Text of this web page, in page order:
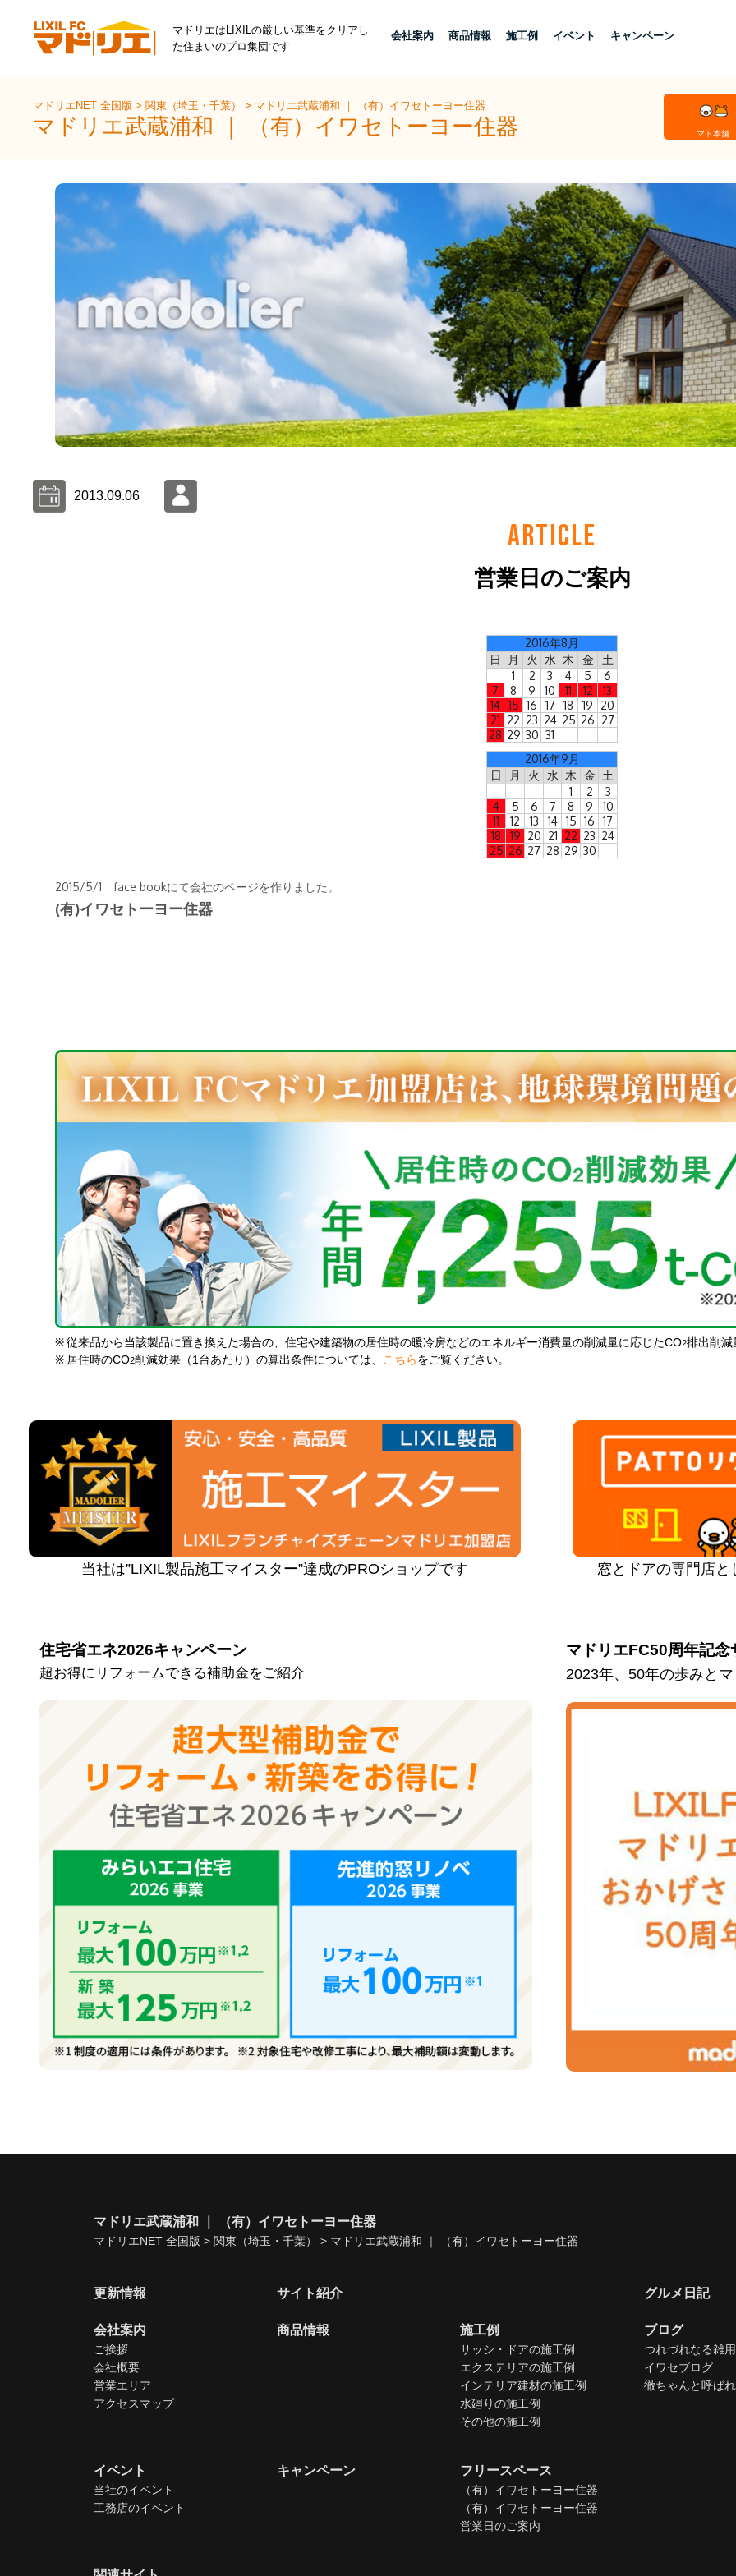
マドリエはLIXILの厳しい基準をクリアし
た住まいのプロ集団です
会社案内 商品情報 施工例 イベント キャンペーン
マドリエNET 全国版>関東（埼玉・千葉）> マドリエ武蔵浦和 ｜ （有）イワセトーヨー住器
マドリエ武蔵浦和 ｜ （有）イワセトーヨー住器 マド本舗
2013.09.06
ARTICLE
営業日のご案内
※ 従来品から当該製品に置き換えた場合の、住宅や建築物の居住時の暖冷房などのエネルギー消費量の削減量に応じたCO2排出削減
※ 居住時のCO2削減効果（1台あたり）の算出条件については、 こちら をご覧ください。
当社は”LIXIL製品施工マイスター”達成のPROショップです 窓とドアの専門店
住宅省エネ2026キャンペーン
超お得にリフォームできる補助金をご紹介
マドリエFC50周年記念
2023年、50年の歩みと
マドリエ武蔵浦和 ｜ （有）イワセトーヨー住器
マドリエNET 全国版 > 関東（埼玉・千葉） > マドリエ武蔵浦和 ｜ （有）イワセトーヨー住器
更新情報 サイト紹介 グルメ日記
会社案内
ご挨拶
会社概要
営業エリア
アクセスマップ
商品情報 施工例
サッシ・ドアの施工例
エクステリアの施工例
インテリア建材の施工例
水廻りの施工例
その他の施工例
ブログ
つれづれなる雑
イワセブログ
徹ちゃんと呼ば
イベント
当社のイベント
工務店のイベント
キャンペーン フリースペース
（有）イワセトーヨー住器
（有）イワセトーヨー住器
営業日のご案内